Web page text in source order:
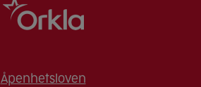
Åpenhetsloven